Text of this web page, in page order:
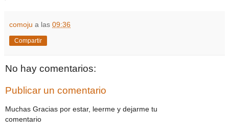
comoju a las 09:36
Compartir
No hay comentarios:
Publicar un comentario
Muchas Gracias por estar, leerme y dejarme tu
comentario